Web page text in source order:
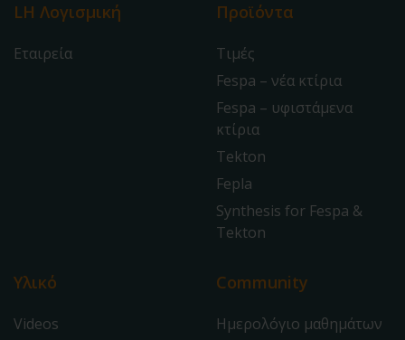
LH Λογισμική
Εταιρεία
Προϊόντα
Τιμές
Fespa – νέα κτίρια
Fespa – υφιστάμενα
κτίρια
Tekton
Fepla
Synthesis for Fespa &
Tekton
Υλικό
Videos
Community
Ημερολόγιο μαθημάτων